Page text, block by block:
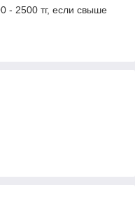
- 2500 тг, если свыше